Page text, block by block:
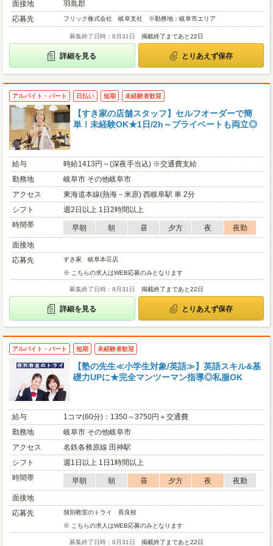
面接地
羽島郡
応募先
フリック株式会社 岐阜支社 ※勤務地：岐阜市エリア
募集終了日時：8月31日 掲載終了まであと22日
詳細を見る とりあえず保存
アルバイト・パート 日払い 短期 未経験者歓迎
【すき家の店舗スタッフ】セルフオーダーで簡
単！未経験OK★1日/2h～プライベートも両立◎
給与
時給1413円～(深夜手当込) ※交通費支給
勤務地
岐阜市 その他岐阜市
アクセス
東海道本線(熱海－米原) 西岐阜駅 車 2分
シフト
週2日以上 1日2時間以上
時間帯
早朝 朝 昼 夕方 夜
夜勤
面接地
応募先
すき家 岐阜本荘店
※ こちらの求人はWEB応募のみとなります
募集終了日時：8月31日 掲載終了まであと22日
詳細を見る とりあえず保存
アルバイト・パート 短期 未経験者歓迎
【塾の先生≪小学生対象/英語≫】英語スキル&基
礎力UPに★完全マンツーマン指導◎私服OK
給与
1コマ(60分)：1350～3750円＋交通費
勤務地
岐阜市 その他岐阜市
アクセス
名鉄各務原線 田神駅
シフト
週1日以上 1日1時間以上
時間帯
早朝 朝 昼 夕方 夜
夜勤
面接地
応募先
個別教室のトライ 長良校
※ こちらの求人はWEB応募のみとなります
募集終了日時：8月31日 掲載終了まであと22日